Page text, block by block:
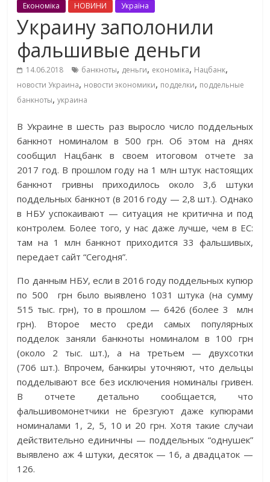
Економіка НОВИНИ Україна
Украину заполонили
фальшивые деньги
14.06.2018 банкноты, деньги, економіка, Нацбанк,
новости Украина, новости экономики, подделки, поддельные
банкноты,украина
В Украине в шесть раз выросло число поддельных
банкнот номиналом в 500 грн. Об этом на днях
сообщил Нацбанк в своем итоговом отчете за
2017 год. В прошлом году на 1 млн штук настоящих
банкнот гривны приходилось около 3,6 штуки
поддельных банкнот (в 2016 году — 2,8 шт.). Однако
в НБУ успокаивают — ситуация не критична и под
контролем. Более того, у нас даже лучше, чем в ЕС:
там на 1 млн банкнот приходится 33 фальшивых,
передает сайт “Сегодня”.
По данным НБУ, если в 2016 году поддельных купюр
по 500 грн было выявлено 1031 штука (на сумму
515 тыс. грн), то в прошлом — 6426 (более 3 млн
грн). Второе место среди самых популярных
подделок заняли банкноты номиналом в 100 грн
(около 2 тыс. шт.), а на третьем — двухсотки
(706 шт.). Впрочем, банкиры уточняют, что дельцы
подделывают все без исключения номиналы гривен.
В отчете детально сообщается, что
фальшивомонетчики не брезгуют даже купюрами
номиналами 1, 2, 5, 10 и 20 грн. Хотя такие случаи
действительно единичны — поддельных “однушек”
выявлено аж 4 штуки, десяток — 16, а двадцаток —
126.